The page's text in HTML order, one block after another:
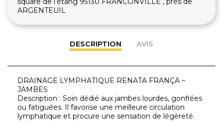
ARGENTEUIL
DESCRIPTION AVIS
DRAINAGE LYMPHATIQUE RENATA FRANÇA –
JAMBES
Description : Soin dédié aux jambes lourdes, gonflées
ou fatiguées. Il favorise une meilleure circulation
lymphatique et procure une sensation de légèreté.